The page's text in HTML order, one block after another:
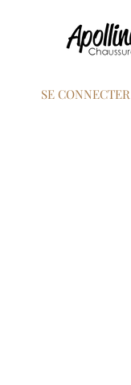
SE CONNECTER